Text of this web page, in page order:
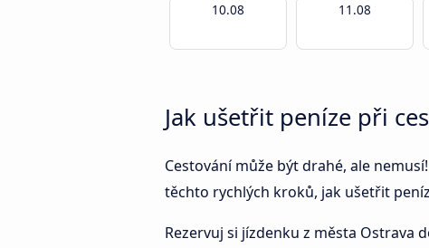
10.08 11.08
Jak ušetřit peníze při
Cestování může být drahé, ale
těchto rychlých kroků, jak ušetřit
Rezervuj si jízdenku z města Ostrava